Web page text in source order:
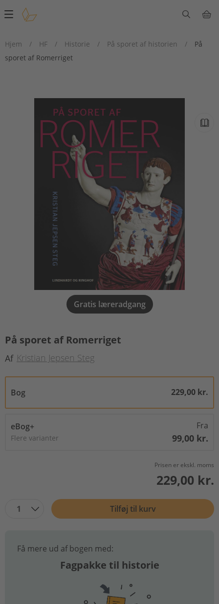
Main
Hjem
/ HF / Historie / På sporet af historien /
På
sporet af Romerriget
Gratis læreradgang
På sporet af Romerriget
Af Kristian Jepsen Steg
Bog 229,00 kr.
eBog+
Flere varianter
Fra
99,00 kr.
Prisen er ekskl. moms
229,00 kr.
1 Tilføj til kurv
Få mere ud af bogen med:
Fagpakke til historie